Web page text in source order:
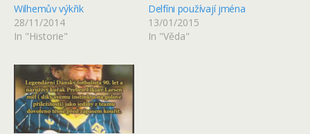
Wilhemův výkřik
28/11/2014
In "Historie"
Delfíni používají jména
13/01/2015
In "Věda"